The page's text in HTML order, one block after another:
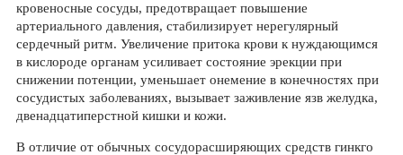
кровеносные сосуды, предотвращает повышение
артериального давления, стабилизирует нерегулярный
сердечный ритм. Увеличение притока крови к нуждающимся
в кислороде органам усиливает состояние эрекции при
снижении потенции, уменьшает онемение в конечностях при
сосудистых заболеваниях, вызывает заживление язв желудка,
двенадцатиперстной кишки и кожи.
В отличие от обычных сосудорасширяющих средств гинкго